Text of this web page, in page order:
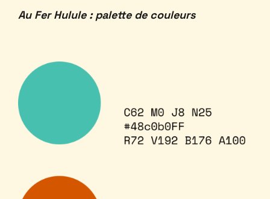
Au Fer Hulule : palette de couleurs